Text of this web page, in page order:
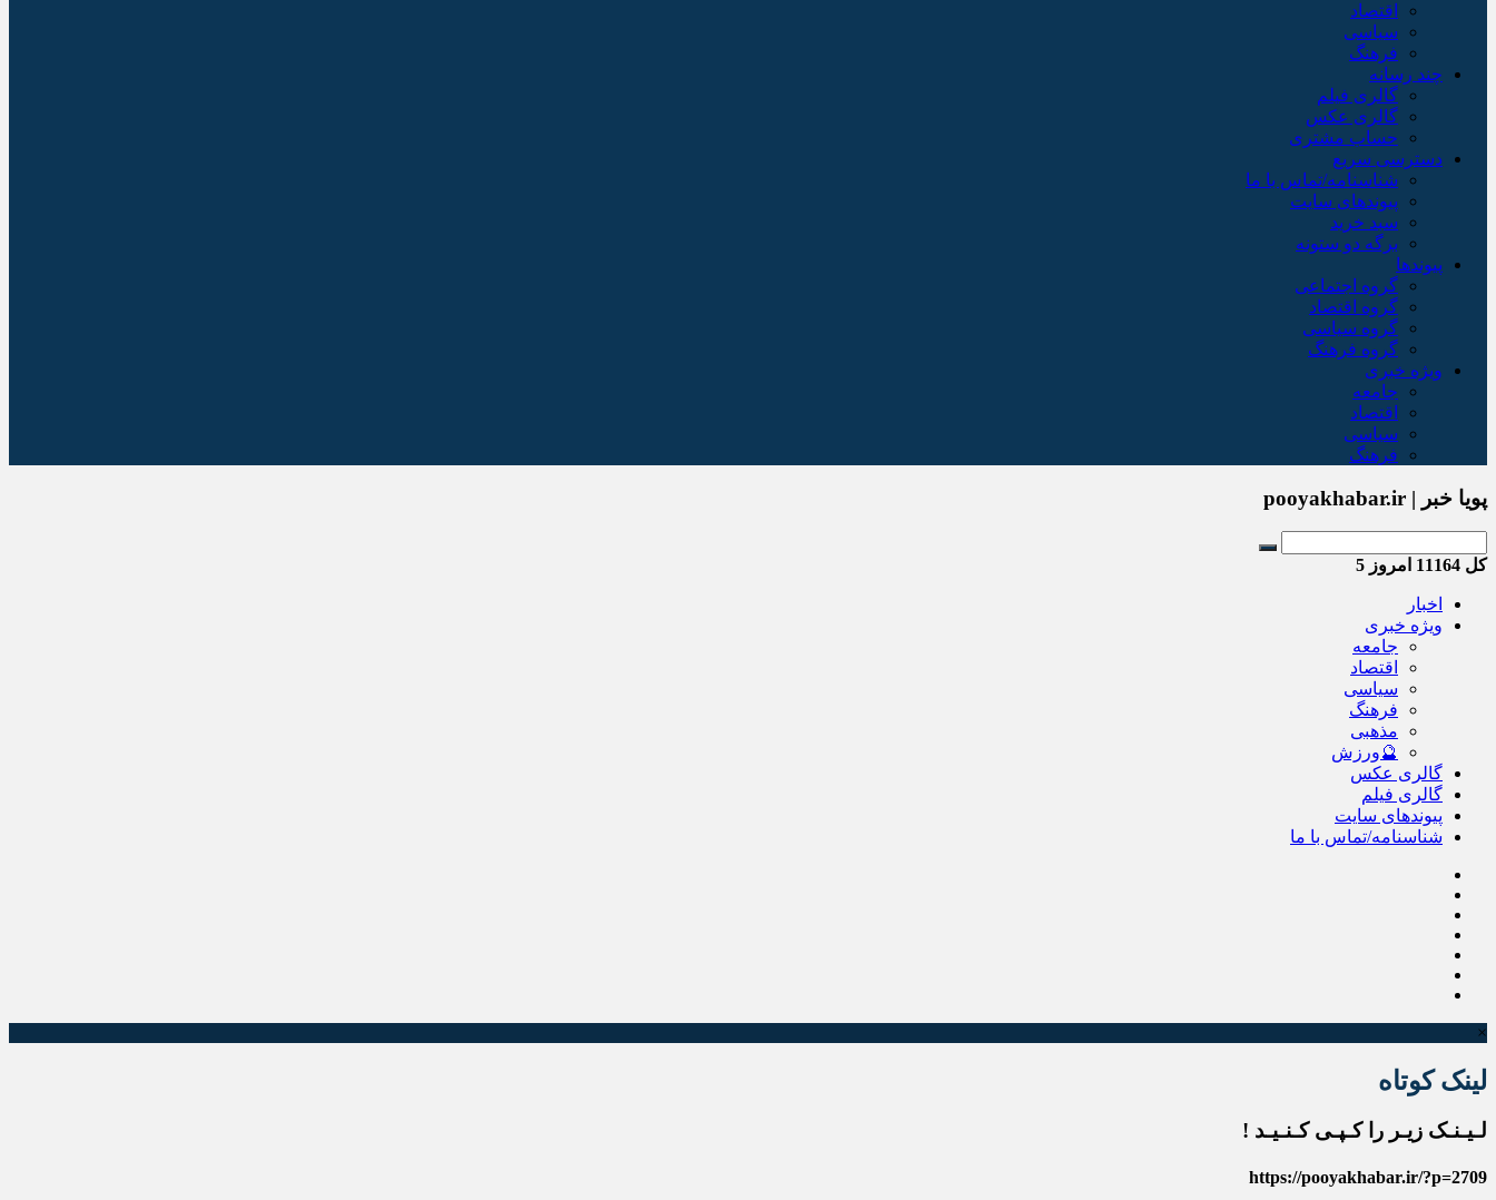
اقتصاد
سیاسی
فرهنگ
چند رسانه
گالری فیلم
گالری عکس
حساب مشتری
دسترسی سریع
شناسنامه/تماس با ما
پیوندهای سایت
سبد خريد
برگه دو ستونه
پیوندها
گروه اجتماعی
گروه اقتصاد
گروه سیاسی
گروه فرهنگ
ویژه خبری
جامعه
اقتصاد
سیاسی
فرهنگ
پویا خبر | pooyakhabar.ir
کل امروز 5
اخبار
ویژه خبری
جامعه
اقتصاد
سیاسی
فرهنگ
مذهبی
🔮ورزش
گالری عکس
گالری فیلم
پیوندهای سایت
شناسنامه/تماس با ما
×
لینک کوتاه
لـیـنـک زیـر را کـپـی کـنـیـد !
https://pooyakhabar.ir/?p=2709